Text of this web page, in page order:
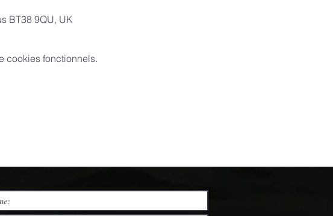
BT38 9QU, UK
cookies fonctionnels.